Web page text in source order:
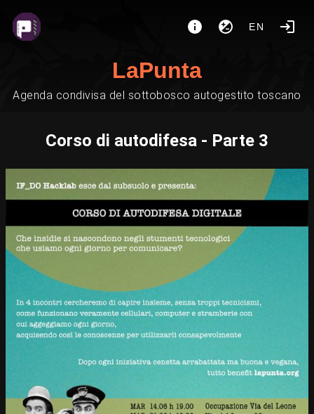
EN
LaPunta
Agenda condivisa del sottobosco autogestito toscano
Corso di autodifesa - Parte 3